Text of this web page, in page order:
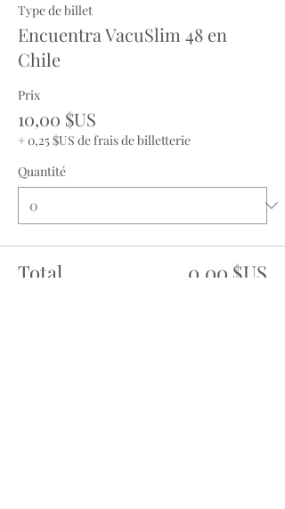
Type de billet
Encuentra VacuSlim 48 en
Chile
Prix
10,00 $US
+ 0,25 $US de frais de billetterie
Quantité
Total 0,00 $US